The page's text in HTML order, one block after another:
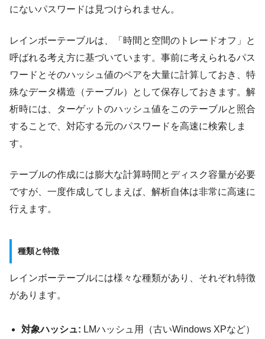
にないパスワードは見つけられません。
レインボーテーブルは、「時間と空間のトレードオフ」と
呼ばれる考え方に基づいています。事前に考えられるパス
ワードとそのハッシュ値のペアを大量に計算しておき、特
殊なデータ構造（テーブル）として保存しておきます。解
析時には、ターゲットのハッシュ値をこのテーブルと照合
することで、対応する元のパスワードを高速に検索しま
す。
テーブルの作成には膨大な計算時間とディスク容量が必要
ですが、一度作成してしまえば、解析自体は非常に高速に
行えます。
種類と特徴
レインボーテーブルには様々な種類があり、それぞれ特徴
があります。
対象ハッシュ: LMハッシュ用（古いWindows XPなど）